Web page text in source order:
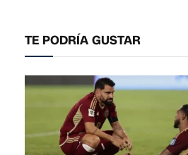
TE PODRÍA GUSTAR